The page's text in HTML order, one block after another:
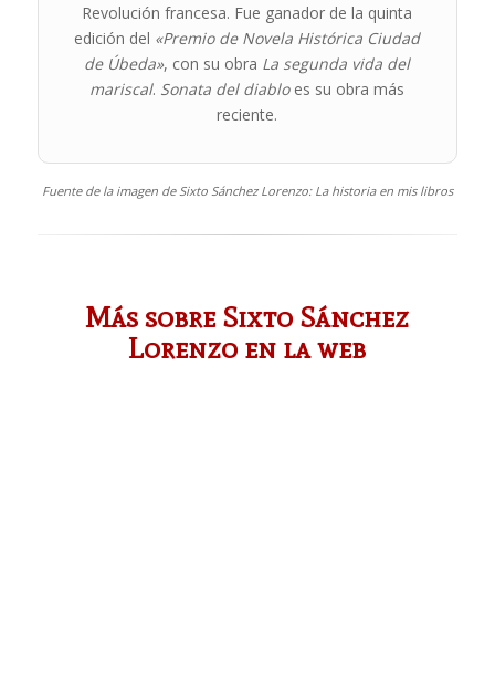
Revolución francesa. Fue ganador de la quinta
edición del «Premio de Novela Histórica Ciudad
de Úbeda», con su obra La segunda vida del
mariscal. Sonata del diabloes su obra más
reciente.
Fuente de la imagen de Sixto Sánchez Lorenzo: La historia en mis libros
Más sobre Sixto Sánchez
Lorenzo en la web